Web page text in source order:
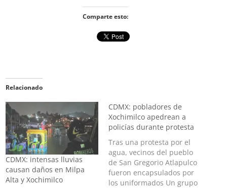
Comparte esto:
Relacionado
CDMX: intensas lluvias
causan daños en Milpa
Alta y Xochimilco
CDMX: pobladores de
Xochimilco apedrean a
policías durante protesta
Tras una protesta por el
agua, vecinos del pueblo
de San Gregorio Atlapulco
fueron encapsulados por
los uniformados Un grupo